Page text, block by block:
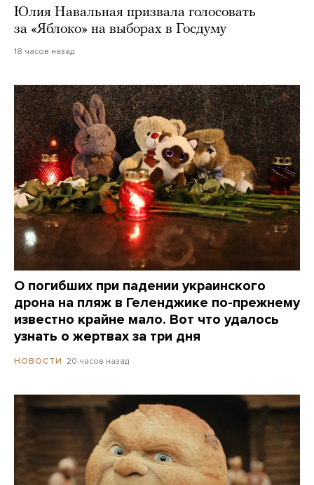
Юлия Навальная призвала голосовать
за «Яблоко» на выборах в Госдуму
18 часов назад
О погибших при падении украинского
дрона на пляж в Геленджике по-прежнему
известно крайне мало. Вот что удалось
узнать о жертвах за три дня
НОВОСТИ 20 часов назад